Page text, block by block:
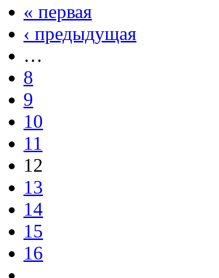
« первая
‹ предыдущая
…
8
9
10
11
12
13
14
15
16